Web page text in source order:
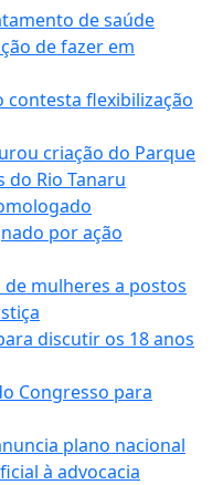
de saúde
de fazer em
flexibilização
criação do Parque
do Rio Tanaru
por ação
mulheres a postos
discutir os 18 anos
Congresso para
plano nacional
à advocacia